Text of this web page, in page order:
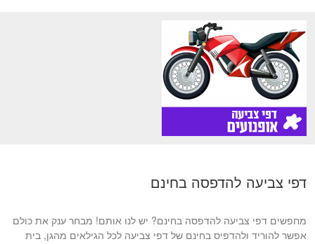
דפי צביעה להדפסה בחינם
מחפשים דפי צביעה להדפסה בחינם? יש לנו אותם! מבחר ענק את כולם
אפשר להוריד ולהדפיס בחינם של דפי צביעה לכל הגילאים מהגן, בית